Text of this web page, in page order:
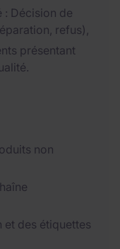
: Décision de
refus),
présentant
non
et des étiquettes